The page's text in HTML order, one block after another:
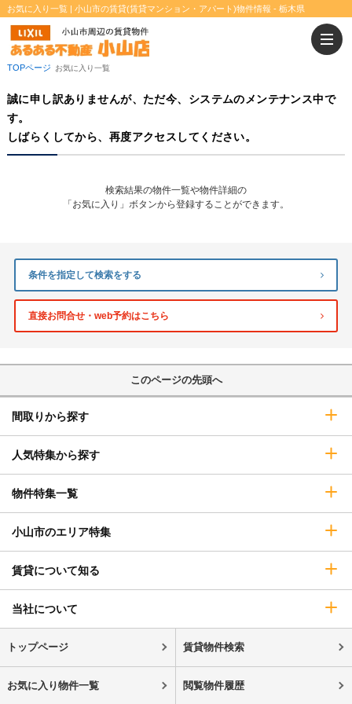
お気に入り一覧 | 小山市の賃貸(賃貸マンション・アパート)物件情報 - 栃木県
二人入居可
TOPページ お気に入り一覧
誠に申し訳ありませんが、ただ今、システムのメンテナンス中で
す。
しばらくしてから、再度アクセスしてください。
検索結果の物件一覧や物件詳細の
「お気に入り」ボタンから登録することができます。
条件を指定して検索をする
直接お問合せ・web予約はこちら
このページの先頭へ
間取りから探す
人気特集から探す
物件特集一覧
小山市のエリア特集
賃貸について知る
当社について
トップページ 賃貸物件検索
お気に入り物件一覧 閲覧物件履歴